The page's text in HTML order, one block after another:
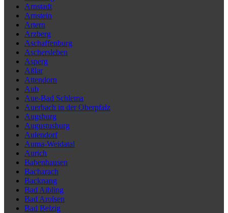
Arnstadt
Arnstein
Artern
Arzberg
Aschaffenburg
Aschersleben
Asperg
Aßlar
Attendorn
Aub
Aue-Bad Schlema
Auerbach in der Oberpfalz
Augsburg
Augustusburg
Aulendorf
Auma-Weidatal
Aurich
Babenhausen
Bacharach
Backnang
Bad Aibling
Bad Arolsen
Bad Belzig